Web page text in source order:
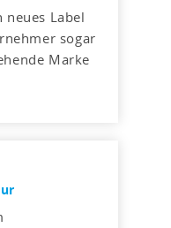
neues Label
sogar
Marke